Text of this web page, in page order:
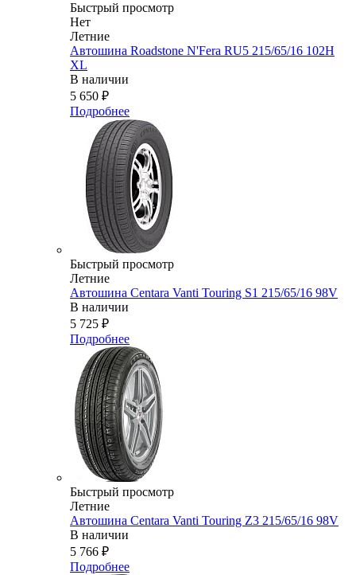
Быстрый просмотр
Нет
Летние
Автошина Roadstone N'Fera RU5 215/65/16 102H
XL
В наличии
5 650 ₽
Подробнее
Быстрый просмотр
Летние
Автошина Centara Vanti Touring S1 215/65/16 98V
В наличии
5 725 ₽
Подробнее
Быстрый просмотр
Летние
Автошина Centara Vanti Touring Z3 215/65/16 98V
В наличии
5 766 ₽
Подробнее